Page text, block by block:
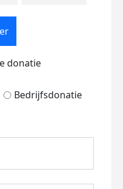
donatie
Bedrijfsdonatie